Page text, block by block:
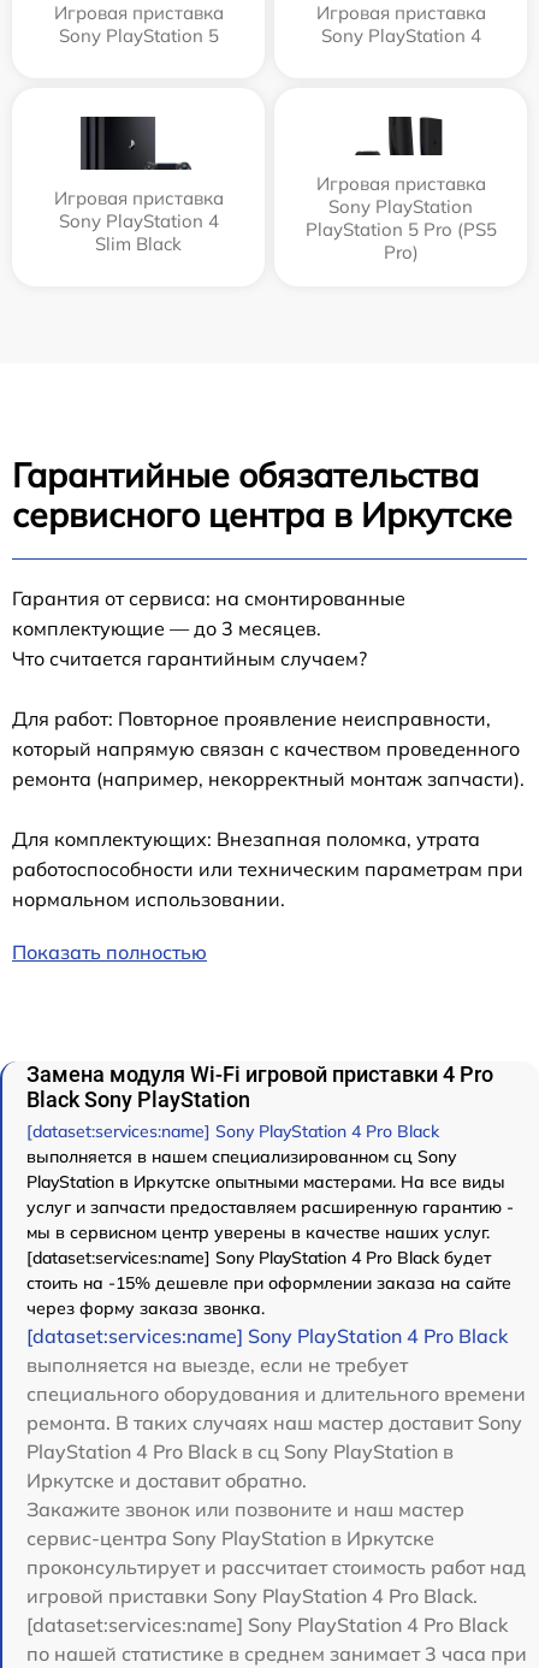
Игровая приставка
Sony PlayStation 5
Игровая приставка
Sony PlayStation 4
Игровая приставка
Sony PlayStation 4
Slim Black
Игровая приставка
Sony PlayStation
PlayStation 5 Pro (PS5
Pro)
Гарантийные обязательства
сервисного центра в Иркутске
Гарантия от сервиса: на смонтированные
комплектующие — до 3 месяцев.
Что считается гарантийным случаем?
Для работ: Повторное проявление неисправности,
который напрямую связан с качеством проведенного
ремонта (например, некорректный монтаж запчасти).
Для комплектующих: Внезапная поломка, утрата
работоспособности или техническим параметрам при
нормальном использовании.
Показать полностью
Замена модуля Wi-Fi игровой приставки 4 Pro
Black Sony PlayStation
[dataset:services:name] Sony PlayStation 4 Pro Black
выполняется в нашем специализированном сц Sony
PlayStation в Иркутске опытными мастерами. На все виды
услуг и запчасти предоставляем расширенную гарантию -
мы в сервисном центр уверены в качестве наших услуг.
[dataset:services:name] Sony PlayStation 4 Pro Black будет
стоить на -15% дешевле при оформлении заказа на сайте
через форму заказа звонка.
[dataset:services:name] Sony PlayStation 4 Pro Black
выполняется на выезде, если не требует
специального оборудования и длительного времени
ремонта. В таких случаях наш мастер доставит Sony
PlayStation 4 Pro Black в сц Sony PlayStation в
Иркутске и доставит обратно.
Закажите звонок или позвоните и наш мастер
сервис-центра Sony PlayStation в Иркутске
проконсультирует и рассчитает стоимость работ над
игровой приставки Sony PlayStation 4 Pro Black.
[dataset:services:name] Sony PlayStation 4 Pro Black
по нашей статистике в среднем занимает 3 часа при